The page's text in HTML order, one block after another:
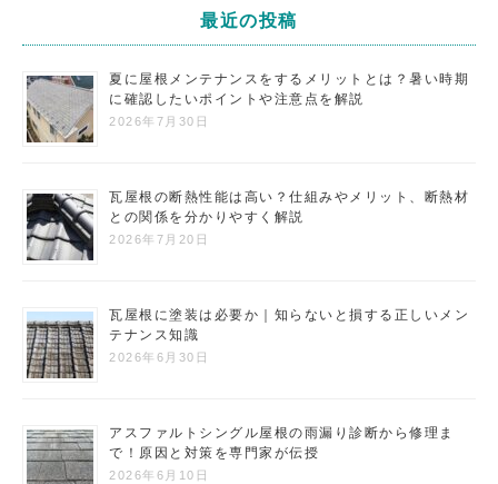
最近の投稿
夏に屋根メンテナンスをするメリットとは？暑い時期
に確認したいポイントや注意点を解説
2026年7月30日
瓦屋根の断熱性能は高い？仕組みやメリット、断熱材
との関係を分かりやすく解説
2026年7月20日
瓦屋根に塗装は必要か｜知らないと損する正しいメン
テナンス知識
2026年6月30日
アスファルトシングル屋根の雨漏り診断から修理ま
で！原因と対策を専門家が伝授
2026年6月10日